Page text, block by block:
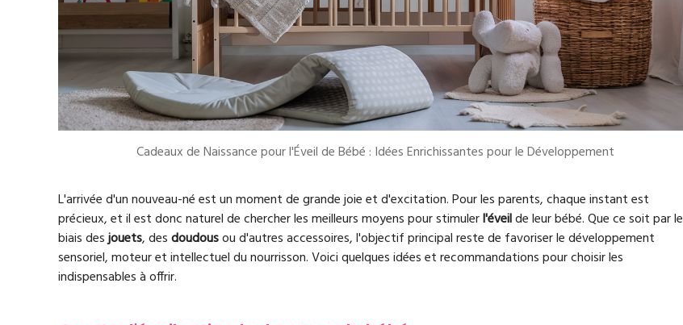
Cadeaux de Naissance pour l'Éveil de Bébé : Idées Enrichissantes pour le Développement
L'arrivée d'un nouveau-né est un moment de grande joie et d'excitation. Pour les parents, chaque instant est
précieux, et il est donc naturel de chercher les meilleurs moyens pour stimulerl'éveilde leur bébé. Que ce soit par le
biais desjouets, desdoudousou d'autres accessoires, l'objectif principal reste de favoriser le développement
sensoriel, moteur et intellectuel du nourrisson. Voici quelques idées et recommandations pour choisir les
indispensables à offrir.